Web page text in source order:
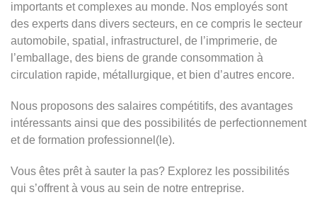
importants et complexes au monde. Nos employés sont
des experts dans divers secteurs, en ce compris le secteur
automobile, spatial, infrastructurel, de l’imprimerie, de
l’emballage, des biens de grande consommation à
circulation rapide, métallurgique, et bien d’autres encore.
Nous proposons des salaires compétitifs, des avantages
intéressants ainsi que des possibilités de perfectionnement
et de formation professionnel(le).
Vous êtes prêt à sauter la pas? Explorez les possibilités
qui s’offrent à vous au sein de notre entreprise.